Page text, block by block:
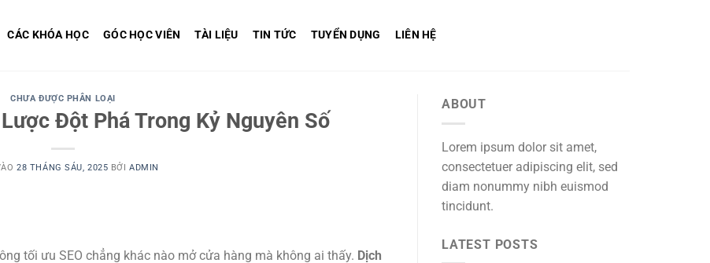
CÁC KHÓA HỌC GÓC HỌC VIÊN TÀI LIỆU TIN TỨC TUYỂN DỤNG LIÊN HỆ
CHƯA ĐƯỢC PHÂN LOẠI
Đột Phá Trong Kỷ Nguyên Số
28 THÁNG SÁU, 2025 BỞIADMIN
tối ưu SEO chẳng khác nào mở cửa hàng mà không ai thấy. Dịch
ABOUT
Lorem ipsum dolor sit amet,
consectetuer adipiscing elit, sed
diam nonummy nibh euismod
tincidunt.
LATEST POSTS